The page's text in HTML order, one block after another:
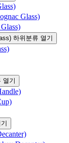
Glass)
하위분류 열기
열기